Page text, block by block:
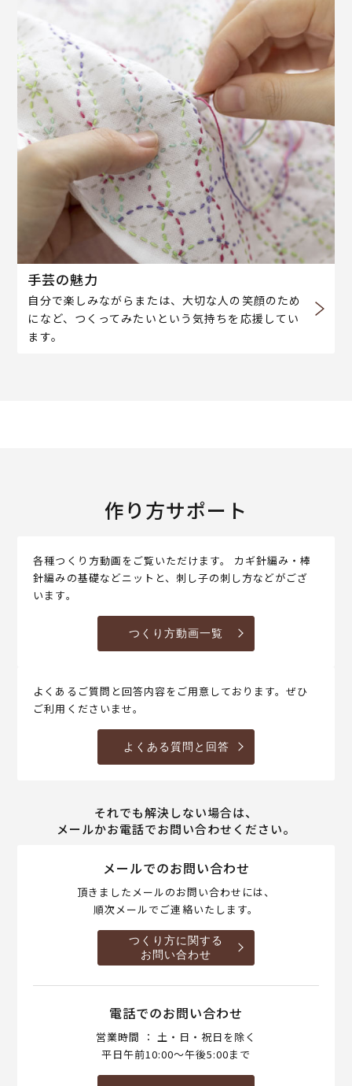
手芸の魅力
自分で楽しみながらまたは、大切な人の笑顔のため
になど、つくってみたいという気持ちを応援してい
ます。
作り方サポート
各種つくり方動画をご覧いただけます。 カギ針編み・棒
針編みの基礎などニットと、刺し子の刺し方などがござ
います。
つくり方動画一覧
よくあるご質問と回答内容をご用意しております。ぜひ
ご利用くださいませ。
よくある質問と回答
それでも解決しない場合は、
メールかお電話でお問い合わせください。
メールでのお問い合わせ
頂きましたメールのお問い合わせには、
順次メールでご連絡いたします。
つくり方に関する
お問い合わせ
電話でのお問い合わせ
営業時間 ： 土・日・祝日を除く
平日午前10:00～午後5:00まで